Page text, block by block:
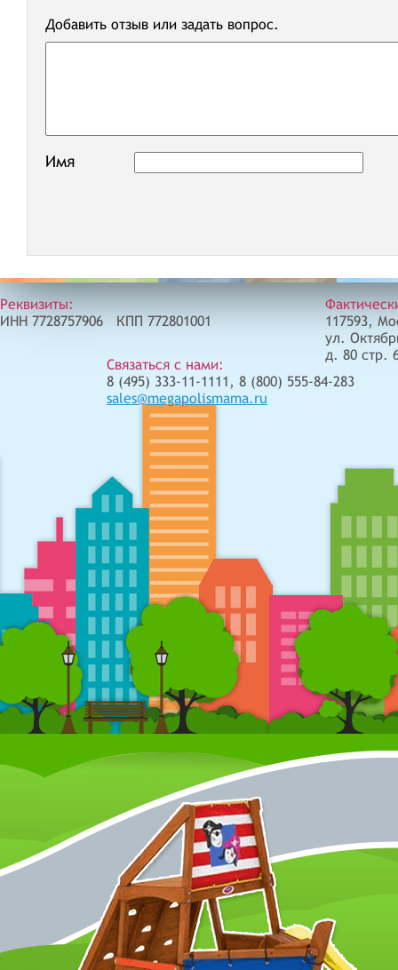
Добавить отзыв или задать вопрос.
Имя
Реквизиты:
ИНН 7728757906 КПП 772801001
Связаться с нами:
8 (495) 333-11-1111, 8 (800) 555-84-283
sales@megapolismama.ru
117593,
ул.
д. 80 стр.